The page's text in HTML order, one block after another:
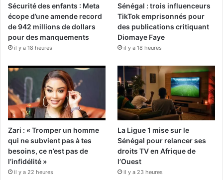
Sécurité des enfants : Meta
écope d’une amende record
de 942 millions de dollars
pour des manquements
il y a 18 heures
Sénégal : trois influenceurs
TikTok emprisonnés pour
des publications critiquant
Diomaye Faye
il y a 18 heures
Zari : « Tromper un homme
qui ne subvient pas à tes
besoins, ce n’est pas de
l’infidélité »
il y a 22 heures
La Ligue 1 mise sur le
Sénégal pour relancer ses
droits TV en Afrique de
l’Ouest
il y a 23 heures